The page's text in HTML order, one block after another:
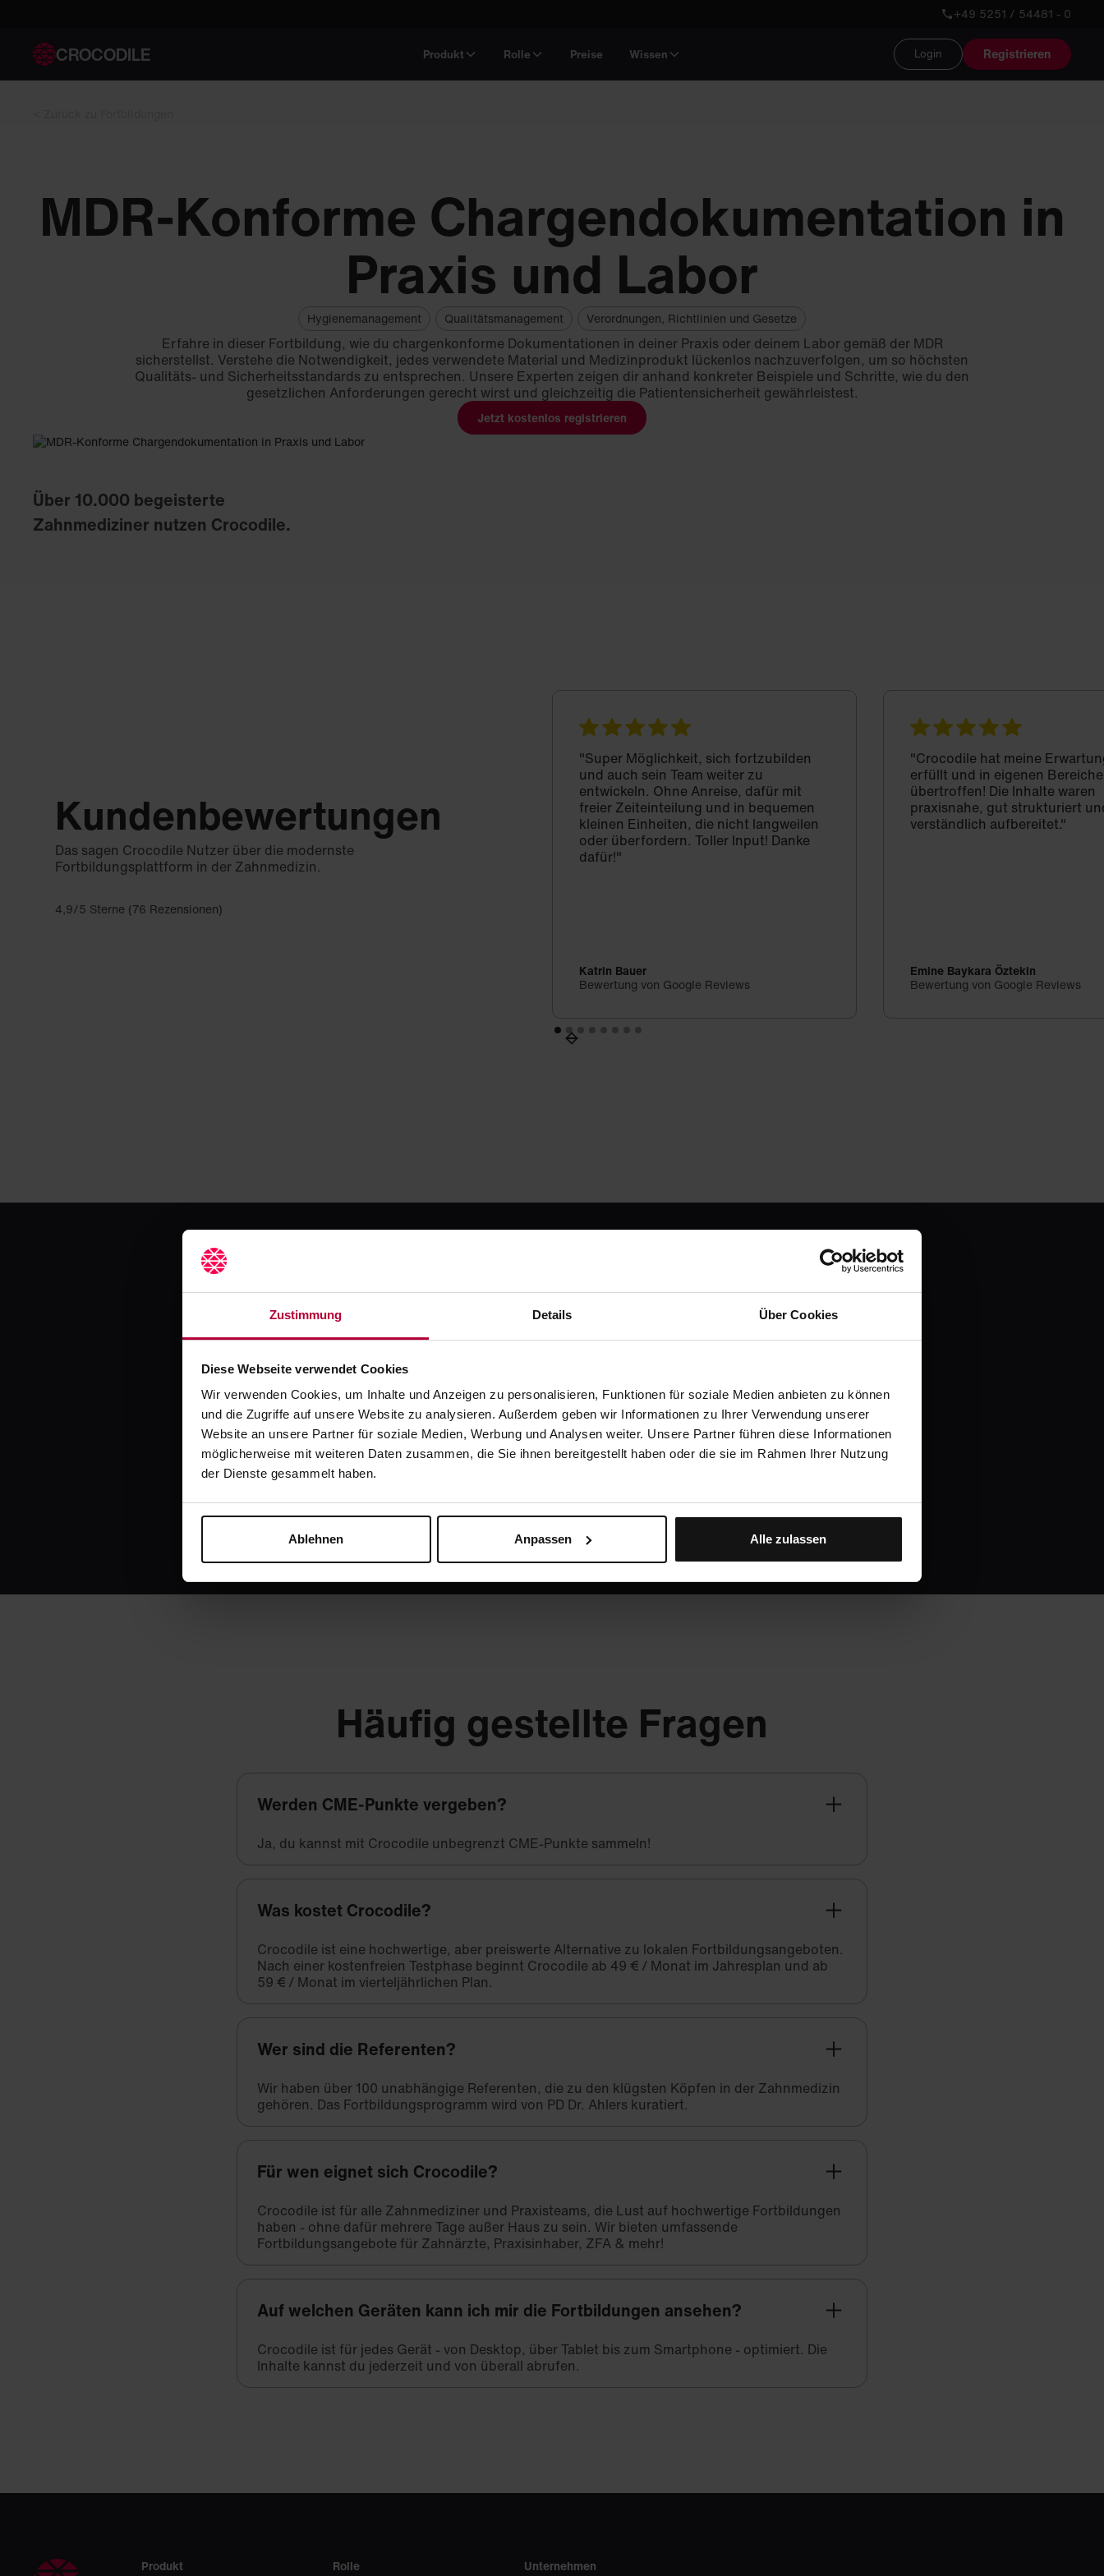
Zustimmung Details Über Cookies
Diese Webseite verwendet Cookies
Wir verwenden Cookies, um Inhalte und Anzeigen zu personalisieren, Funktionen für soziale Medien anbieten zu können
und die Zugriffe auf unsere Website zu analysieren. Außerdem geben wir Informationen zu Ihrer Verwendung unserer
Website an unsere Partner für soziale Medien, Werbung und Analysen weiter. Unsere Partner führen diese Informationen
möglicherweise mit weiteren Daten zusammen, die Sie ihnen bereitgestellt haben oder die sie im Rahmen Ihrer Nutzung
der Dienste gesammelt haben.
Ablehnen Anpassen Alle zulassen
+49 5251 / 54481 - 0
CROCODILE Produkt Rolle Preise Wissen Login Registrieren
MDR-Konforme Chargendokumentation in
Praxis und Labor
Hygienemanagement Qualitätsmanagement Verordnungen, Richtlinien und Gesetze
Erfahre in dieser Fortbildung, wie du chargenkonforme Dokumentationen in deiner Praxis oder deinem Labor gemäß der MDR
sicherstellst. Verstehe die Notwendigkeit, jedes verwendete Material und Medizinprodukt lückenlos nachzuverfolgen, um so höchsten
Qualitäts- und Sicherheitsstandards zu entsprechen. Unsere Experten zeigen dir anhand konkreter Beispiele und Schritte, wie du den
gesetzlichen Anforderungen gerecht wirst und gleichzeitig die Patientensicherheit gewährleistest.
Jetzt kostenlos registrieren
Über 10.000 begeisterte
Zahnmediziner nutzen Crocodile.
Kundenbewertungen
Das sagen Crocodile Nutzer über die modernste
Fortbildungsplattform in der Zahnmedizin.
4,9/5 Sterne (76 Rezensionen)
"Super Möglichkeit, sich fortzubilden
und auch sein Team weiter zu
entwickeln. Ohne Anreise, dafür mit
freier Zeiteinteilung und in bequemen
kleinen Einheiten, die nicht langweilen
oder überfordern. Toller Input! Danke
dafür!"
Katrin Bauer
Bewertung von Google Reviews
"Crocodile hat meine
erfüllt und in eigenen
übertroffen! Die Inhalte waren
praxisnahe, gut strukturiert
verständlich aufbereitet."
Emine Baykara Öztekin
Bewertung von Google Reviews
Jetzt kostenlos registrieren und
testen
Erlebe mit Crocodile die moderne Art zahnmedizinischer Fortbildung. Starte mit einer kostenlosen
Testphase - danach ab 49 € / Monat.
Jetzt kostenlos registrieren
Häufig gestellte Fragen
Werden CME-Punkte vergeben?
Ja, du kannst mit Crocodile unbegrenzt CME-Punkte sammeln!
Was kostet Crocodile?
Crocodile ist eine hochwertige, aber preiswerte Alternative zu lokalen Fortbildungsangeboten.
Nach einer kostenfreien Testphase beginnt Crocodile ab 49 € / Monat im Jahresplan und ab
59 € / Monat im vierteljährlichen Plan.
Wer sind die Referenten?
Wir haben über 100 unabhängige Referenten, die zu den klügsten Köpfen in der Zahnmedizin
gehören. Das Fortbildungsprogramm wird von PD Dr. Ahlers kuratiert.
Für wen eignet sich Crocodile?
Crocodile ist für alle Zahnmediziner und Praxisteams, die Lust auf hochwertige Fortbildungen
haben - ohne dafür mehrere Tage außer Haus zu sein. Wir bieten umfassende
Fortbildungsangebote für Zahnärzte, Praxisinhaber, ZFA & mehr!
Auf welchen Geräten kann ich mir die Fortbildungen ansehen?
Crocodile ist für jedes Gerät - von Desktop, über Tablet bis zum Smartphone - optimiert. Die
Inhalte kannst du jederzeit und von überall abrufen.
Produkt Rolle Unternehmen